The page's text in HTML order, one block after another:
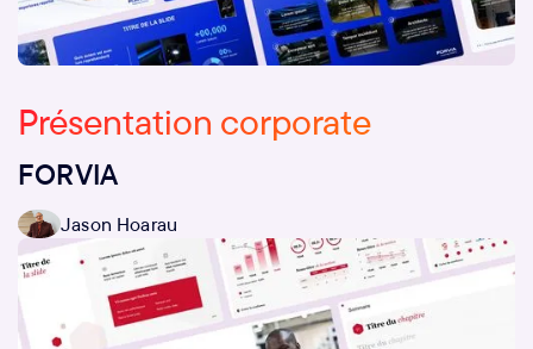
Présentation corporate
FORVIA
Jason Hoarau